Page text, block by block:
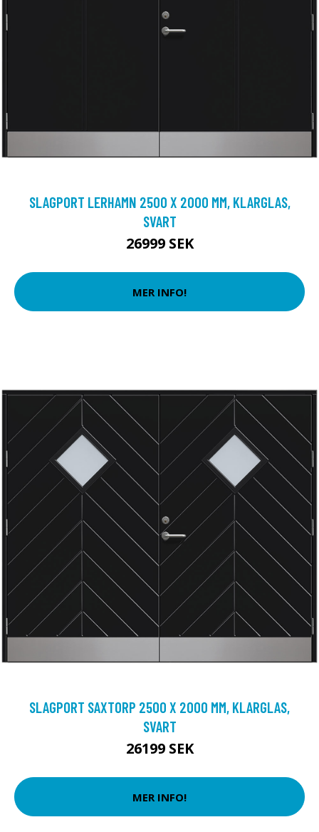
SLAGPORT LERHAMN 2500 X 2000 MM, KLARGLAS,
SVART
26999 SEK
MER INFO!
SLAGPORT SAXTORP 2500 X 2000 MM, KLARGLAS,
SVART
26199 SEK
MER INFO!